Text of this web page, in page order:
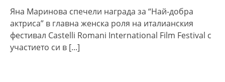
Яна Маринова спечели награда за “Най-добра
актриса” в главна женска роля на италианския
фестивал Castelli Romani International Film Festival с
участието си в [...]